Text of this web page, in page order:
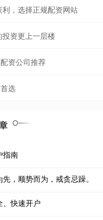
，选择正规配资网站
资更上一层楼
资公司推荐
选
指南
，顺势而为，戒贪忌躁。
、快速开户